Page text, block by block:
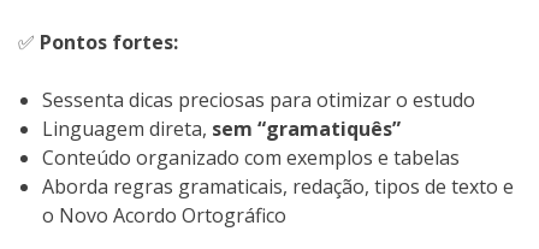
✅ Pontos fortes:
Sessenta dicas preciosas para otimizar o estudo
Linguagem direta, sem “gramatiquês”
Conteúdo organizado com exemplos e tabelas
Aborda regras gramaticais, redação, tipos de texto e
o Novo Acordo Ortográfico